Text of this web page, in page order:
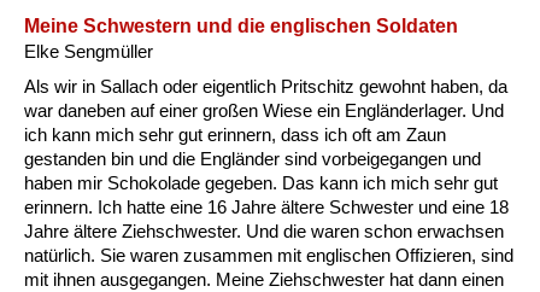
Wohnen
Meine Schwestern und die englischen Soldaten
Elke Sengmüller
Als wir in Sallach oder eigentlich Pritschitz gewohnt haben, da
war daneben auf einer großen Wiese ein Engländerlager. Und
ich kann mich sehr gut erinnern, dass ich oft am Zaun
gestanden bin und die Engländer sind vorbeigegangen und
haben mir Schokolade gegeben. Das kann ich mich sehr gut
erinnern. Ich hatte eine 16 Jahre ältere Schwester und eine 18
Jahre ältere Ziehschwester. Und die waren schon erwachsen
natürlich. Sie waren zusammen mit englischen Offizieren, sind
mit ihnen ausgegangen. Meine Ziehschwester hat dann einen